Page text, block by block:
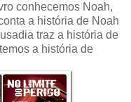
conhecemos Noah,
a história de Noah
traz a história de
a história de